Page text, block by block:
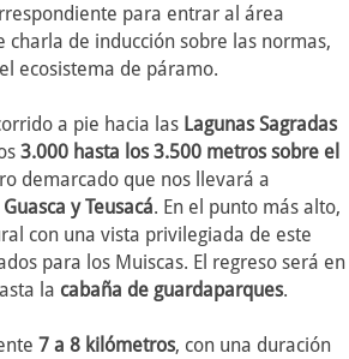
para entrar al área
de inducción sobre las normas,
ecosistema de páramo.
a pie hacia las Lagunas Sagradas
3.000 hasta los 3.500 metros sobre el
demarcado que nos llevará a
y Teusacá. En el punto más alto,
con una vista privilegiada de este
para los Muiscas. El regreso será en
la cabaña de guardaparques.
7 a 8 kilómetros, con una duración